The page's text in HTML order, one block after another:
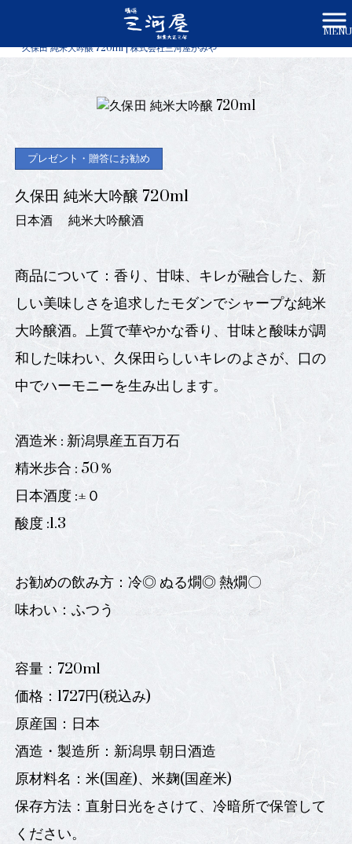
MENU
商品一覧
久保田 純米大吟醸 720ml | 株式会社三河屋かみや
プレゼント・贈答にお勧め
久保田 純米大吟醸 720ml
日本酒 純米大吟醸酒
商品について：香り、甘味、キレが融合した、新
しい美味しさを追求したモダンでシャープな純米
大吟醸酒。上質で華やかな香り、甘味と酸味が調
和した味わい、久保田らしいキレのよさが、口の
中でハーモニーを生み出します。
酒造米 : 新潟県産五百万石
精米歩合 : 50％
日本酒度 :±０
酸度 :1.3
お勧めの飲み方：冷◎ ぬる燗◎ 熱燗〇
味わい：ふつう
容量：720ml
価格：1727円(税込み)
原産国：日本
酒造・製造所：新潟県 朝日酒造
原材料名：米(国産)、米麹(国産米)
保存方法：直射日光をさけて、冷暗所で保管して
ください。